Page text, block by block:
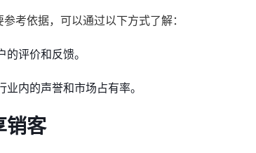
考依据，可以通过以下方式了解：
评价和反馈。
业内的声誉和市场占有率。
销客